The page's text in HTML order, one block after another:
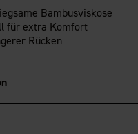
Bambusviskose
für extra Komfort
Rücken